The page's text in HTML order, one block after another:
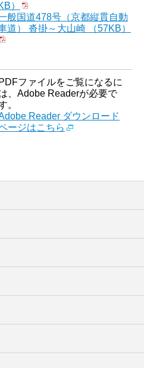
）
般国道478号（京都縦貫自動
道） 沓掛～大山崎 （57KB）
PDFファイルをご覧になるに
、Adobe Readerが必要で
。
Reader ダウンロード
ージはこちら